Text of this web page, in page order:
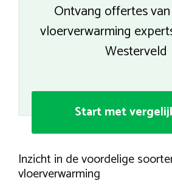
Ontvang offertes
vloerverwarming
Westerveld
Start met
Inzicht in de voordelige
vloerverwarming